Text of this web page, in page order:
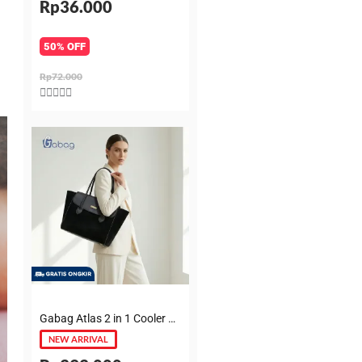
Rp36.000
50% OFF
Rp72.000

of
Gabag Atlas 2 in 1 Cooler & Diaper Bag Premium Suede – Tas bayi + Thermal pouch 20 Jam, Leakproof, Garansi 6 Bulan
NEW ARRIVAL